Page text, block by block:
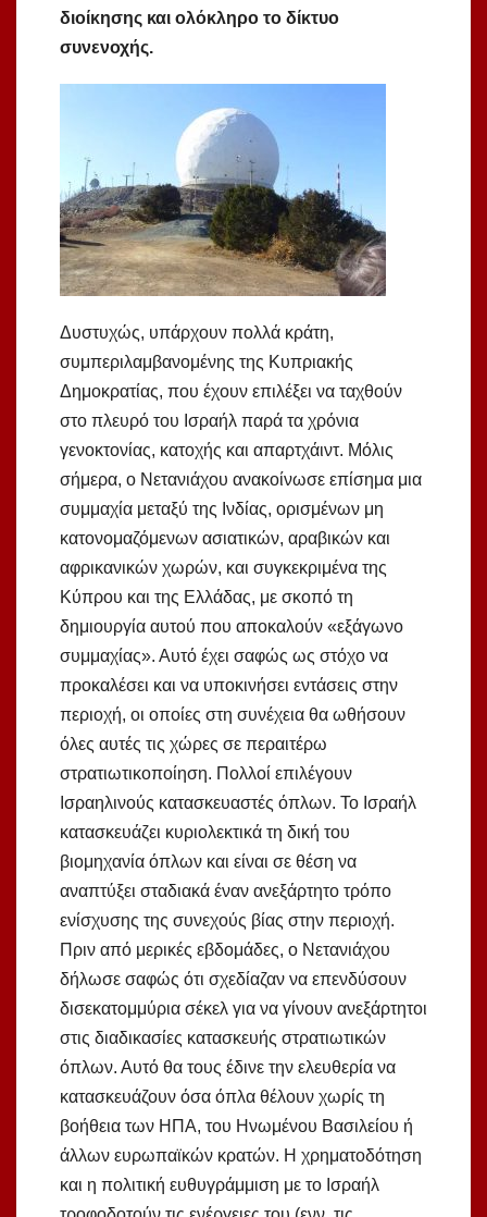
διοίκησης και ολόκληρο το δίκτυο
συνενοχής.
Δυστυχώς, υπάρχουν πολλά κράτη,
συμπεριλαμβανομένης της Κυπριακής
Δημοκρατίας, που έχουν επιλέξει να ταχθούν
στο πλευρό του Ισραήλ παρά τα χρόνια
γενοκτονίας, κατοχής και απαρτχάιντ. Μόλις
σήμερα, ο Νετανιάχου ανακοίνωσε επίσημα μια
συμμαχία μεταξύ της Ινδίας, ορισμένων μη
κατονομαζόμενων ασιατικών, αραβικών και
αφρικανικών χωρών, και συγκεκριμένα της
Κύπρου και της Ελλάδας, με σκοπό τη
δημιουργία αυτού που αποκαλούν «εξάγωνο
συμμαχίας». Αυτό έχει σαφώς ως στόχο να
προκαλέσει και να υποκινήσει εντάσεις στην
περιοχή, οι οποίες στη συνέχεια θα ωθήσουν
όλες αυτές τις χώρες σε περαιτέρω
στρατιωτικοποίηση. Πολλοί επιλέγουν
Ισραηλινούς κατασκευαστές όπλων. Το Ισραήλ
κατασκευάζει κυριολεκτικά τη δική του
βιομηχανία όπλων και είναι σε θέση να
αναπτύξει σταδιακά έναν ανεξάρτητο τρόπο
ενίσχυσης της συνεχούς βίας στην περιοχή.
Πριν από μερικές εβδομάδες, ο Νετανιάχου
δήλωσε σαφώς ότι σχεδίαζαν να επενδύσουν
δισεκατομμύρια σέκελ για να γίνουν ανεξάρτητοι
στις διαδικασίες κατασκευής στρατιωτικών
όπλων. Αυτό θα τους έδινε την ελευθερία να
κατασκευάζουν όσα όπλα θέλουν χωρίς τη
βοήθεια των ΗΠΑ, του Ηνωμένου Βασιλείου ή
άλλων ευρωπαϊκών κρατών. Η χρηματοδότηση
και η πολιτική ευθυγράμμιση με το Ισραήλ